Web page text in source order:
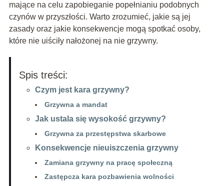
mające na celu zapobieganie popełnianiu podobnych
czynów w przyszłości. Warto zrozumieć, jakie są jej
zasady oraz jakie konsekwencje mogą spotkać osoby,
które nie uiściły nałożonej na nie grzywny.
Spis treści:
Czym jest kara grzywny?
Grzywna a mandat
Jak ustala się wysokość grzywny?
Grzywna za przestępstwa skarbowe
Konsekwencje nieuiszczenia grzywny
Zamiana grzywny na pracę społeczną
Zastępcza kara pozbawienia wolności